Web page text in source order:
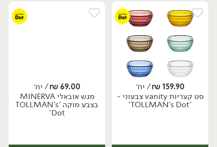
יח׳ יח׳
159.90
₪/ יח׳
סט קעריות vanity צבעוני -
'TOLLMAN's Dot'
69.00
₪/ יח׳
מגש אובאלי MINERVA
בצבע מוקה 'TOLLMAN's
Dot'